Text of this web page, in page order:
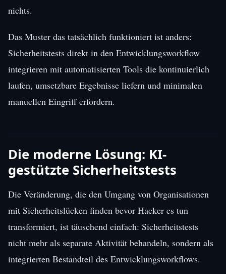
nichts.
Das Muster das tatsächlich funktioniert ist anders:
Sicherheitstests direkt in den Entwicklungsworkflow
integrieren mit automatisierten Tools die kontinuierlich
laufen, umsetzbare Ergebnisse liefern und minimalen
manuellen Eingriff erfordern.
Die moderne Lösung: KI-
gestützte Sicherheitstests
Die Veränderung, die den Umgang von Organisationen
mit Sicherheitslücken finden bevor Hacker es tun
transformiert, ist täuschend einfach: Sicherheitstests
nicht mehr als separate Aktivität behandeln, sondern als
integrierten Bestandteil des Entwicklungsworkflows.